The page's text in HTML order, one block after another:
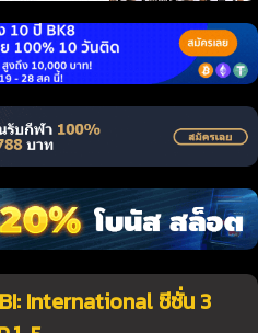
International ซีซั่น 3